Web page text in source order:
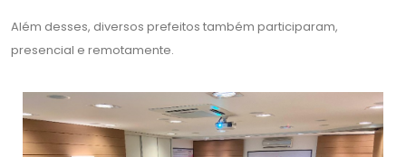
Além desses, diversos prefeitos também participaram,
presencial e remotamente.